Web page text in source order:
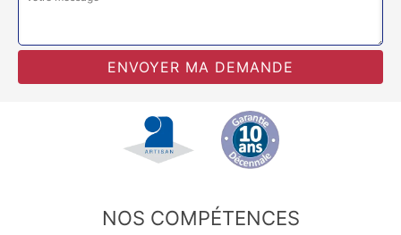
NOS COMPÉTENCES